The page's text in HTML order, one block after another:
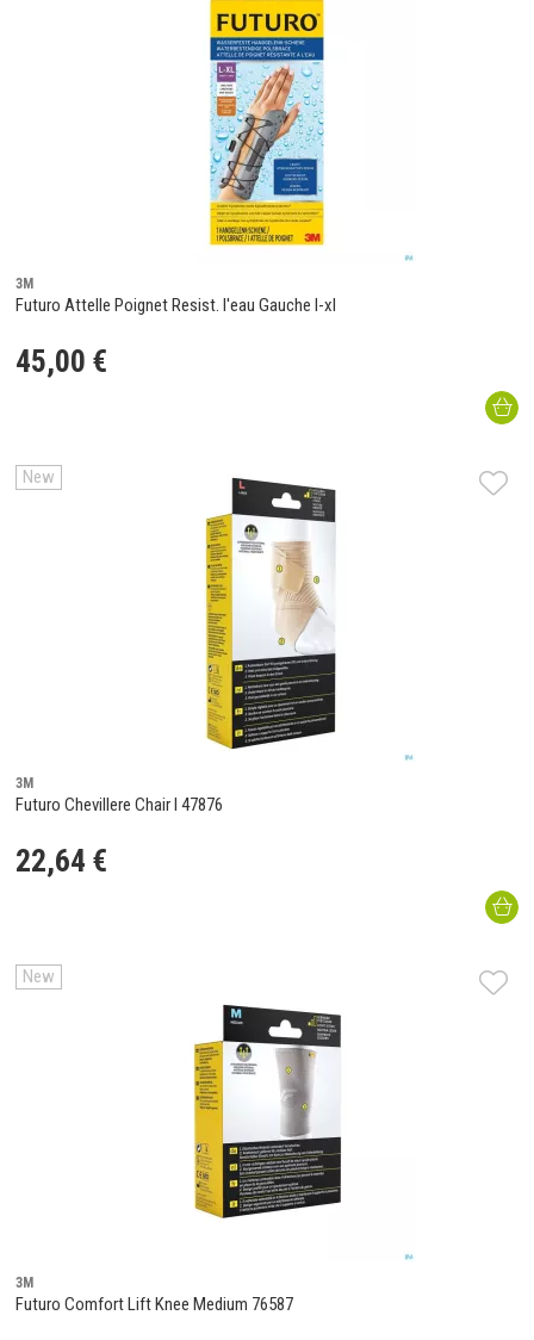
3M
Futuro Attelle Poignet Resist. l'eau Gauche l-xl
45,00 €
New
3M
Futuro Chevillere Chair l 47876
22,64 €
New
3M
Futuro Comfort Lift Knee Medium 76587